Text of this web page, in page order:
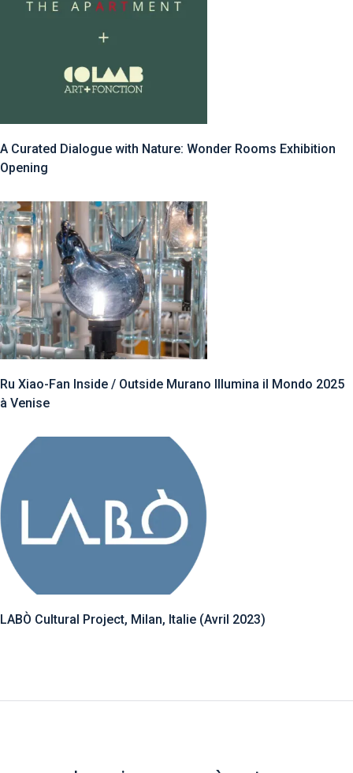
A Curated Dialogue with Nature: Wonder Rooms Exhibition
Opening
Ru Xiao-Fan Inside / Outside Murano Illumina il Mondo 2025
à Venise
LABÒ Cultural Project, Milan, Italie (Avril 2023)